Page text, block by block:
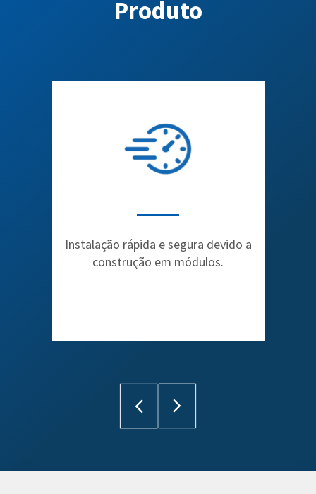
Produto
Instalação rápida e segura devido a
construção em módulos.